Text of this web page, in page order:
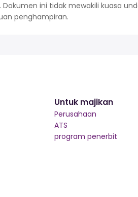
ini tidak mewakili kuasa
penghampiran.
Untuk majikan
Perusahaan
ATS
program penerbit